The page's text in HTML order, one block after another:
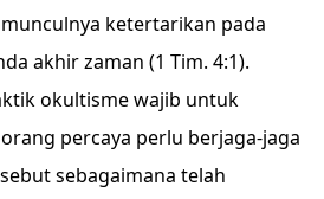
ketertarikan pada
akhir zaman (1 Tim. 4:1).
okultisme wajib untuk
percaya perlu berjaga-jaga
sebagaimana telah